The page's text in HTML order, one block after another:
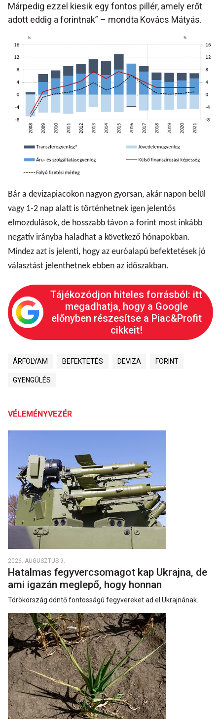
Márpedig ezzel kiesik egy fontos pillér, amely erőt
adott eddig a forintnak” – mondta Kovács Mátyás.
Bár a devizapiacokon nagyon gyorsan, akár napon belül
vagy 1-2 nap alatt is történhetnek igen jelentős
elmozdulások, de hosszabb távon a forint most inkább
negatív irányba haladhat a következő hónapokban.
Mindez azt is jelenti, hogy az euróalapú befektetések jó
választást jelenthetnek ebben az időszakban.
Tájékozódjon hiteles forrásból: itt
megadhatja, hogy a Google
előnyben részesítse a Piac&Profit
cikkeit!
ÁRFOLYAM BEFEKTETÉS DEVIZA FORINT
GYENGÜLÉS
VÉLEMÉNYVEZÉR
2026. AUGUSZTUS 9.
Hatalmas fegyvercsomagot kap Ukrajna, de
ami igazán meglepő, hogy honnan
Törökország döntő fontosságú fegyvereket ad el Ukrajnának.